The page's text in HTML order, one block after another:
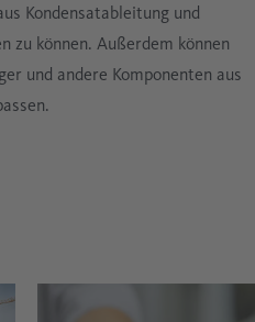
Kondensatableitung und
zu können. Außerdem können
und andere Komponenten aus